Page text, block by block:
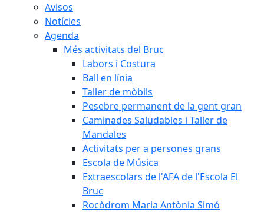
Avisos
Notícies
Agenda
Més activitats del Bruc
Labors i Costura
Ball en línia
Taller de mòbils
Pesebre permanent de la gent gran
Caminades Saludables i Taller de
Mandales
Activitats per a persones grans
Escola de Música
Extraescolars de l'AFA de l'Escola El
Bruc
Rocòdrom Maria Antònia Simó